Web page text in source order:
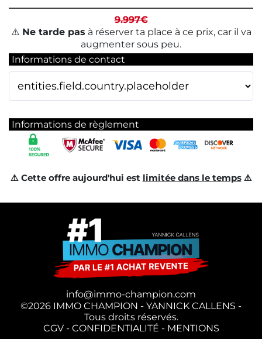
9.997€
⚠️ Ne tarde pas à réserver ta place à ce prix, car il va
augmenter sous peu.
Informations de contact
Informations de règlement
⚠️ Cette offre aujourd'hui est limitée dans le temps⚠️
info@immo-champion.com
©2026 IMMO CHAMPION - YANNICK CALLENS -
Tous droits réservés.
CGV- CONFIDENTIALITÉ - MENTIONS